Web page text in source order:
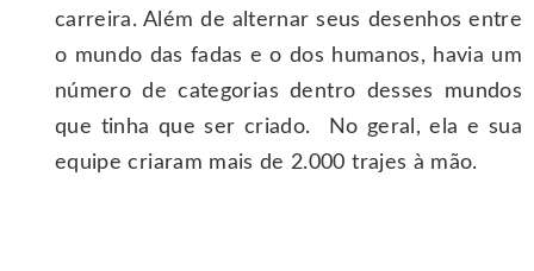
carreira. Além de alternar seus desenhos entre
o mundo das fadas e o dos humanos, havia um
número de categorias dentro desses mundos
que tinha que ser criado. No geral, ela e sua
equipe criaram mais de 2.000 trajes à mão.